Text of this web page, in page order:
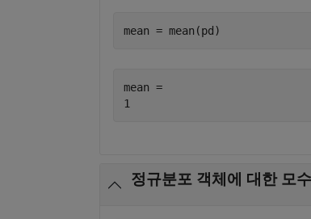
mean = mean(pd)
mean =
정규분포 객체에 대한 모